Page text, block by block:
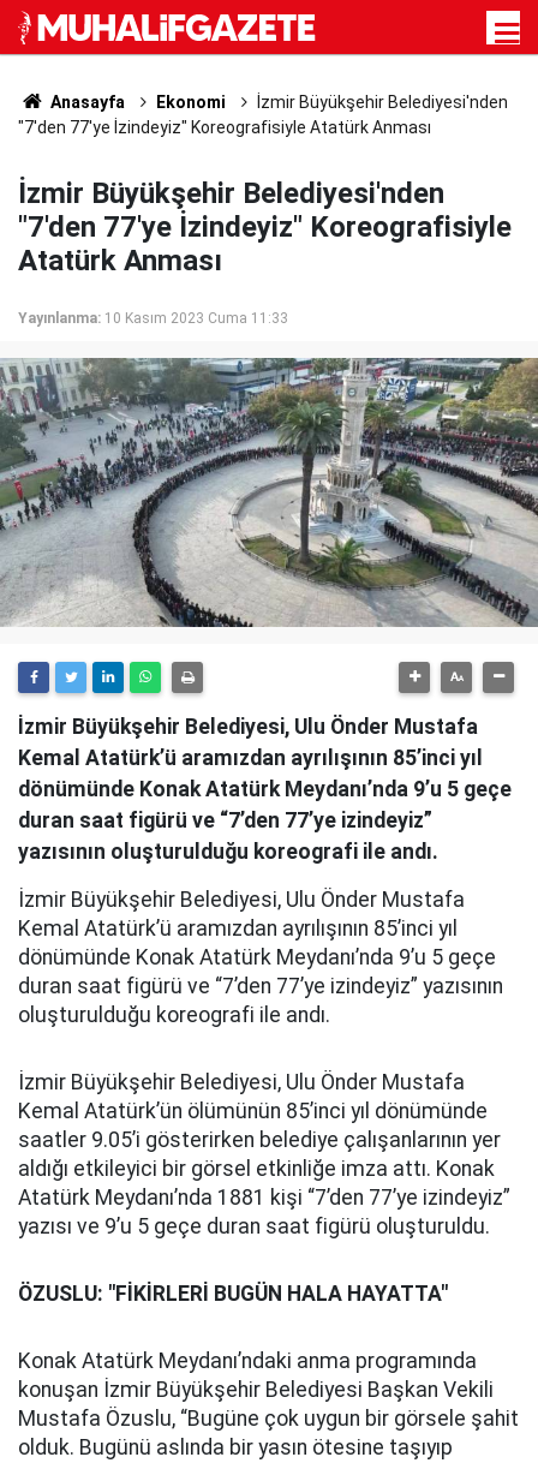
Anasayfa Ekonomi
İzmir Büyükşehir Belediyesi'nden
"7'den 77'ye İzindeyiz" Koreografisiyle Atatürk Anması
İzmir Büyükşehir Belediyesi'nden
"7'den 77'ye İzindeyiz" Koreografisiyle
Atatürk Anması
Yayınlanma: 10 Kasım 2023 Cuma 11:33
İzmir Büyükşehir Belediyesi, Ulu Önder Mustafa
Kemal Atatürk’ü aramızdan ayrılışının 85’inci yıl
dönümünde Konak Atatürk Meydanı’nda 9’u 5 geçe
duran saat figürü ve “7’den 77’ye izindeyiz”
yazısının oluşturulduğu koreografi ile andı.
İzmir Büyükşehir Belediyesi, Ulu Önder Mustafa
Kemal Atatürk’ü aramızdan ayrılışının 85’inci yıl
dönümünde Konak Atatürk Meydanı’nda 9’u 5 geçe
duran saat figürü ve “7’den 77’ye izindeyiz” yazısının
oluşturulduğu koreografi ile andı.
İzmir Büyükşehir Belediyesi, Ulu Önder Mustafa
Kemal Atatürk’ün ölümünün 85’inci yıl dönümünde
saatler 9.05’i gösterirken belediye çalışanlarının yer
aldığı etkileyici bir görsel etkinliğe imza attı. Konak
Atatürk Meydanı’nda 1881 kişi “7’den 77’ye izindeyiz”
yazısı ve 9’u 5 geçe duran saat figürü oluşturuldu.
ÖZUSLU: "FİKİRLERİ BUGÜN HALA HAYATTA"
Konak Atatürk Meydanı’ndaki anma programında
konuşan İzmir Büyükşehir Belediyesi Başkan Vekili
Mustafa Özuslu, “Bugüne çok uygun bir görsele şahit
olduk. Bugünü aslında bir yasın ötesine taşıyıp